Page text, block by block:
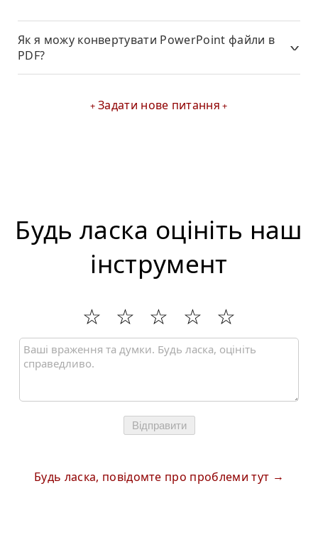
Як я можу конвертувати PowerPoint файли в
PDF?
Задати нове питання
Будь ласка оцініть наш
інструмент
Відправити
Будь ласка, повідомте про проблеми тут